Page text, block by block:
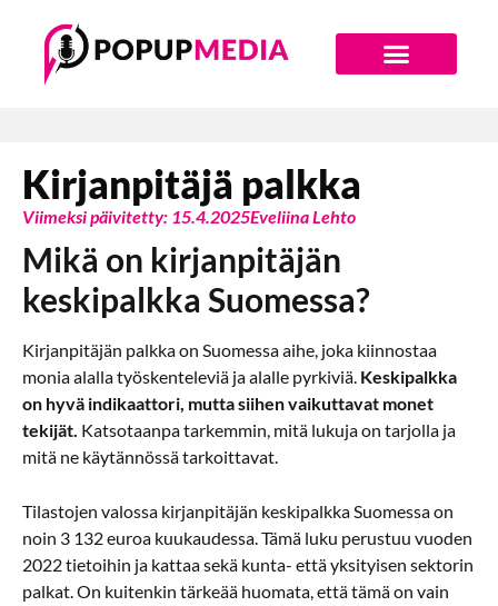
Kirjanpitäjä palkka
Viimeksi päivitetty: 15.4.2025Eveliina Lehto
Mikä on kirjanpitäjän
keskipalkka Suomessa?
Kirjanpitäjän palkka on Suomessa aihe, joka kiinnostaa
monia alalla työskenteleviä ja alalle pyrkiviä. Keskipalkka
on hyvä indikaattori, mutta siihen vaikuttavat monet
tekijät. Katsotaanpa tarkemmin, mitä lukuja on tarjolla ja
mitä ne käytännössä tarkoittavat.
Tilastojen valossa kirjanpitäjän keskipalkka Suomessa on
noin 3 132 euroa kuukaudessa. Tämä luku perustuu vuoden
2022 tietoihin ja kattaa sekä kunta- että yksityisen sektorin
palkat. On kuitenkin tärkeää huomata, että tämä on vain